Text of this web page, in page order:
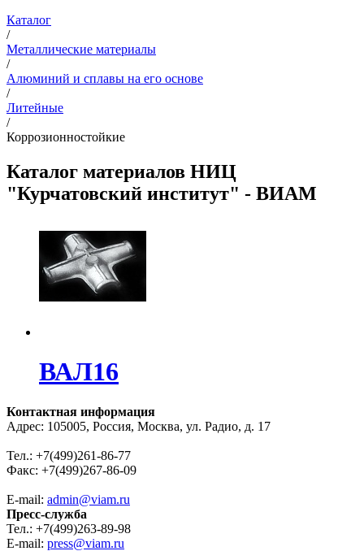
Каталог
/
Металлические материалы
/
Алюминий и сплавы на его основе
/
Литейные
/
Коррозионностойкие
Каталог материалов НИЦ
"Курчатовский институт" - ВИАМ
ВАЛ16
Контактная информация
Адрес: 105005, Россия, Москва, ул. Радио, д. 17
Тел.: +7(499)261-86-77
Факс: +7(499)267-86-09
E-mail: admin@viam.ru
Пресс-служба
Тел.: +7(499)263-89-98
E-mail: press@viam.ru